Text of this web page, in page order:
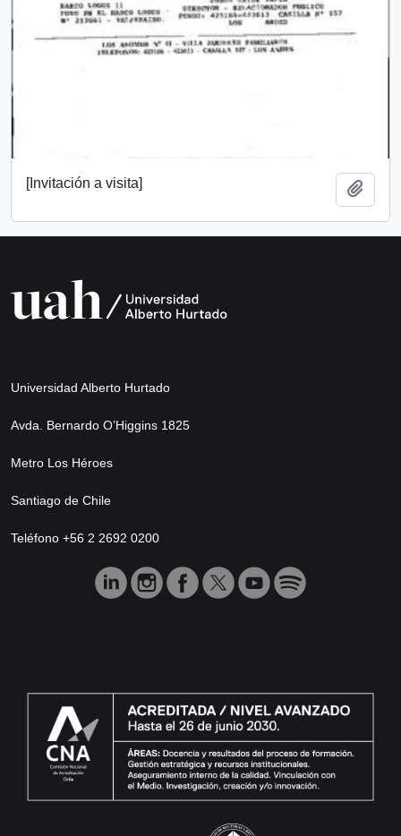
[Invitación a visita]
Universidad Alberto Hurtado
Avda. Bernardo O’Higgins 1825
Metro Los Héroes
Santiago de Chile
Teléfono +56 2 2692 0200